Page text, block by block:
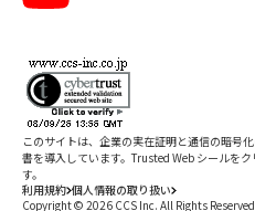
利用規約 個人情報の取り扱い
Copyright © 2026 CCS Inc. All Rights
このサイトは、企業の実在証明と通信の暗号
書を導入しています。Trusted Web シールを
す。